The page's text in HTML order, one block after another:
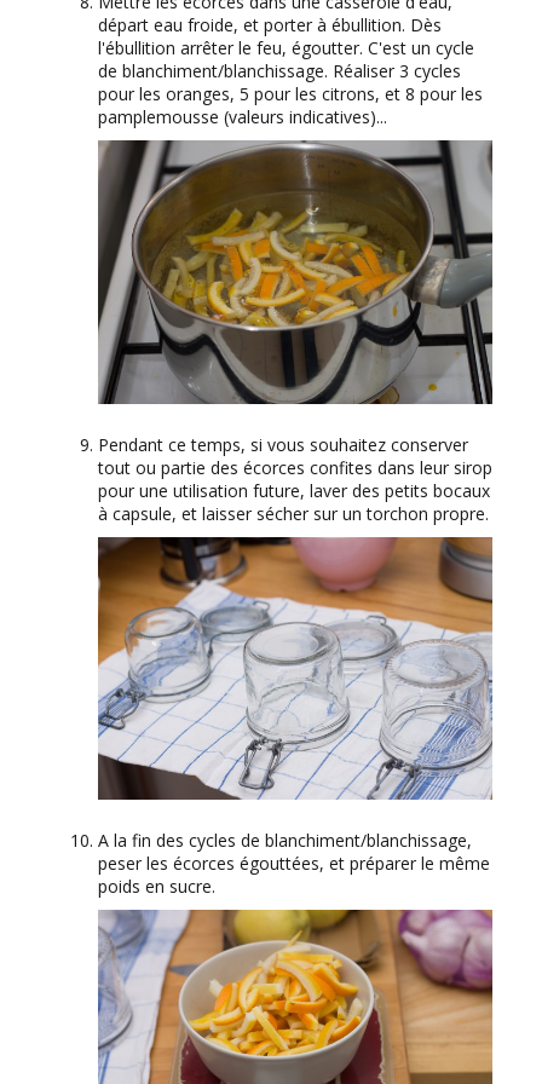
départ eau froide, et porter à ébullition. Dès
l'ébullition arrêter le feu, égoutter. C'est un cycle
de blanchiment/blanchissage. Réaliser 3 cycles
pour les oranges, 5 pour les citrons, et 8 pour les
pamplemousse (valeurs indicatives)...
Pendant ce temps, si vous souhaitez conserver
tout ou partie des écorces confites dans leur sirop
pour une utilisation future, laver des petits bocaux
à capsule, et laisser sécher sur un torchon propre.
A la fin des cycles de blanchiment/blanchissage,
peser les écorces égouttées, et préparer le même
poids en sucre.